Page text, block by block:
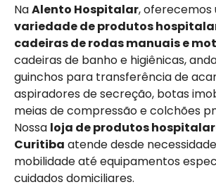
NaAlento Hospitalar, oferecemos
variedade de produtos
cadeiras de rodas manuais e
cadeiras de banho e higiênicas,
guinchos para transferência de
aspiradores de secreção, botas
meias de compressão e colchões
Nossa loja de produtos
Curitiba atende desde
mobilidade até equipamentos
cuidados domiciliares.